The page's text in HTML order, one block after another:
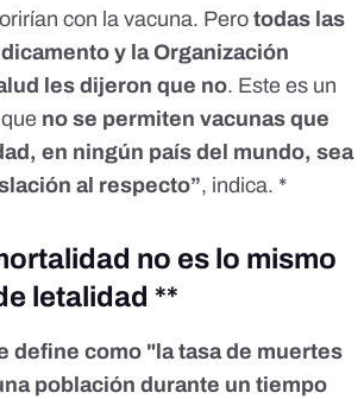
con la vacuna. Pero todas las
y la Organización
les dijeron que no. Este es un
no se permiten vacunas que
en ningún país del mundo, sea
al respecto”, indica. *
no es lo mismo
letalidad **
define como "la tasa de muertes
población durante un tiempo